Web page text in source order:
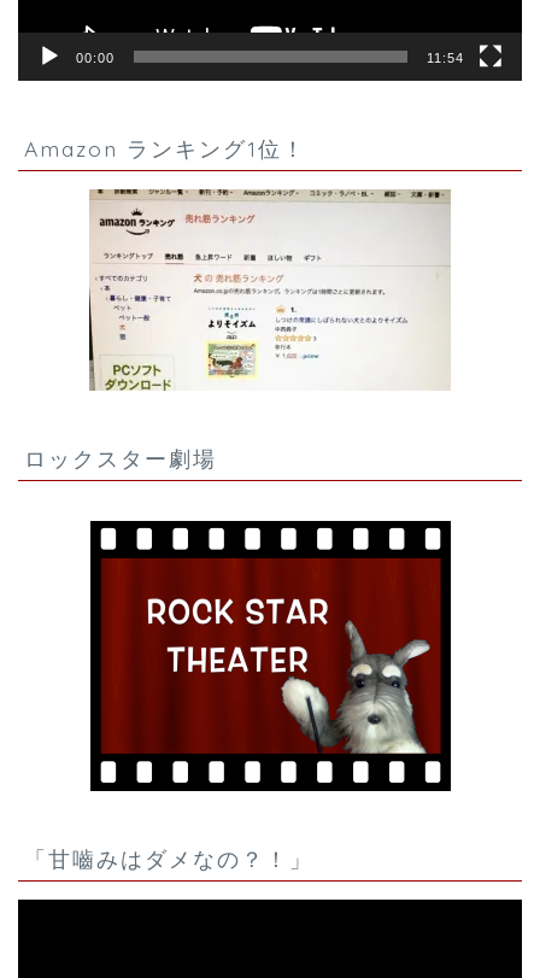
00:00 11:54
Amazon ランキング1位！
ロックスター劇場
「甘嚙みはダメなの？！」